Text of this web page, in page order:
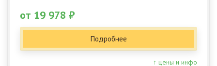
от 19 978 ₽
Подробнее
↑ цены и инфо